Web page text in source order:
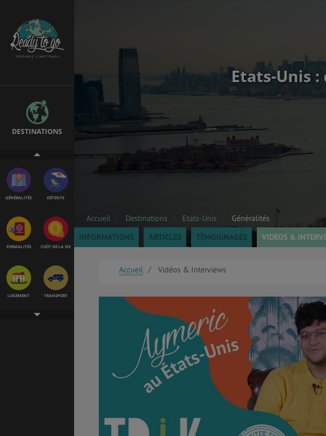
DESTINATIONS
EMPLOIS &
STAGES
BONS PLANS
GÉNÉRALITÉS DÉTENTE
FORMALITÉS COÛT DE LA VIE
LOGEMENT TRANSPORT
Etats-Unis
Accueil Destinations Etats-Unis
Généralités
INFORMATIONS
ARTICLES TÉMOIGNAGES VIDEOS &
Accueil Vidéos & Interviews